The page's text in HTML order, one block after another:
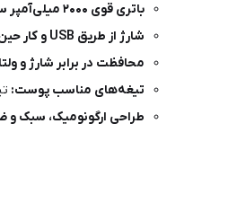
باتری قوی ۲۰۰۰ میلی‌آمپر ساعتی لیتیومی:
شارژ از طریق USB و کار حین شارژ:
محافظت در برابر شارژ و
تیغه‌های مناسب پوست:
طراحی ارگونومیک، سبک